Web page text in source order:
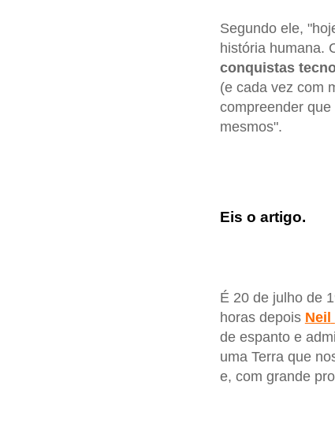
Segundo ele,
história humana.
conquistas
(e cada vez com
compreender
mesmos".
Eis o artigo.
É 20 de julho de
horas depois Neil
de espanto e
uma Terra que
e, com grande